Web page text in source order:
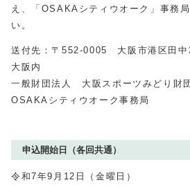
え、「OSAKAシティウオーク」事務
い。
送付先：〒552‐0005 大阪市港区田
大阪内
一般財団法人 大阪スポーツみどり財団
OSAKAシティウオーク事務局
申込開始日（各回共通）
令和7年9月12日（金曜日）